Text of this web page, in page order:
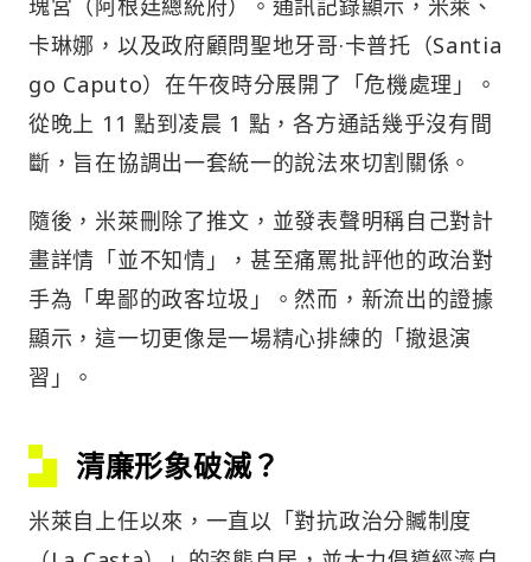
瑰宮（阿根廷總統府）。通訊記錄顯示，米萊、
卡琳娜，以及政府顧問聖地牙哥·卡普托（Santia
go Caputo）在午夜時分展開了「危機處理」。
從晚上 11 點到凌晨 1 點，各方通話幾乎沒有間
斷，旨在協調出一套統一的說法來切割關係。
隨後，米萊刪除了推文，並發表聲明稱自己對計
畫詳情「並不知情」，甚至痛罵批評他的政治對
手為「卑鄙的政客垃圾」。然而，新流出的證據
顯示，這一切更像是一場精心排練的「撤退演
習」。
清廉形象破滅？
米萊自上任以來，一直以「對抗政治分贓制度